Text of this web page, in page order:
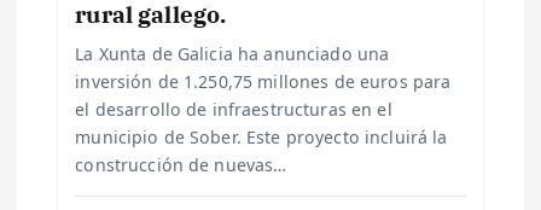
rural gallego.
La Xunta de Galicia ha anunciado una
inversión de 1.250,75 millones de euros para
el desarrollo de infraestructuras en el
municipio de Sober. Este proyecto incluirá la
construcción de nuevas…